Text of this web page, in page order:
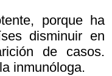
porque ha
disminuir en
de casos.
inmunóloga.